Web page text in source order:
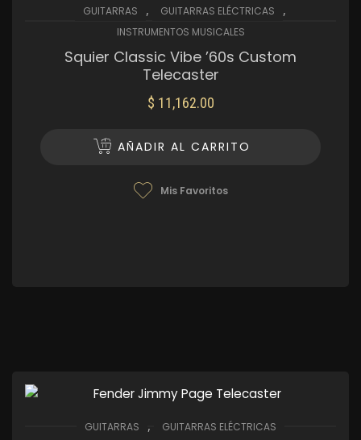
GUITARRAS , GUITARRAS ELÉCTRICAS ,
INSTRUMENTOS MUSICALES
Squier Classic Vibe ’60s Custom
Telecaster
$ 11,162.00
AÑADIR AL CARRITO
Mis Favoritos
GUITARRAS , GUITARRAS ELÉCTRICAS